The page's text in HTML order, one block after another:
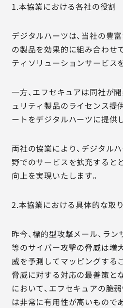
1.本協業における各社の役割
デジタルハーツは、当社の豊
の製品を効果的に組み合わせ
ティソリューションサービス
一方、エフセキュアは同社が
ュリティ製品のライセンス提
ートをデジタルハーツに提供
両社の協業により、デジタル
野でのサービスを拡充すると
向上を実現いたします。
2.本協業における具体的な取
昨今、標的型攻撃メール、ラ
等のサイバー攻撃の脅威は増
威を予測してマッピングする
脅威に対する対応の最善策と
において、エフセキュアの脆
は非常に有用性が高いもので